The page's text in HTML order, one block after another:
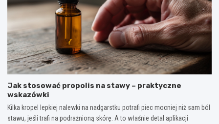
Jak stosować propolis na stawy – praktyczne
wskazówki
Kilka kropel lepkiej nalewki na nadgarstku potrafi piec mocniej niż sam ból
stawu, jeśli trafi na podrażnioną skórę. A to właśnie detal aplikacji